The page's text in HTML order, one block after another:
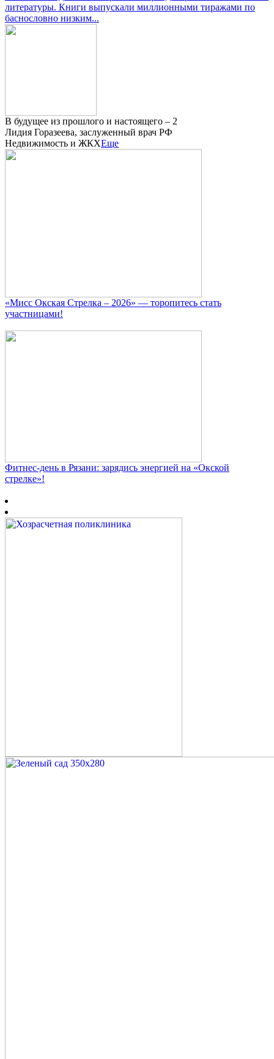
литературы. Книги выпускали миллионными тиражами по
баснословно низким...
В будущее из прошлого и настоящего – 2
Лидия Горазеева, заслуженный врач РФ
Недвижимость и ЖКХЕще
«Мисс Окская Стрелка – 2026» — торопитесь стать
участницами!
Фитнес‑день в Рязани: зарядись энергией на «Окской
стрелке»!